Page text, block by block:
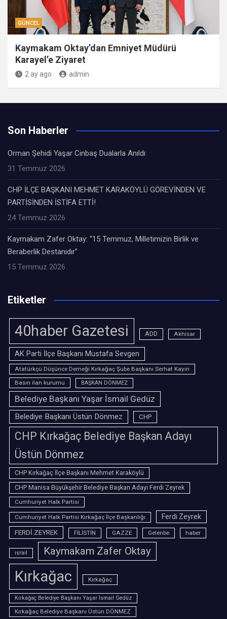
GÜNCEL
Kaymakam Oktay’dan Emniyet Müdürü
Karayel’e Ziyaret
2 ay ago admin
Son Haberler
Orman Şehidi Yaşar Cinbaş Dualarla Anıldı
31 Temmuz 2026
CHP İLÇE BAŞKANI MEHMET KARAKÖYLÜ GÖREVİNDEN VE
PARTİSİNDEN İSTİFA ETTİ!
24 Temmuz 2026
Kaymakam Zafer Oktay: “15 Temmuz, Milletimizin Birlik ve
Beraberlik Destanıdır”
15 Temmuz 2026
Etiketler
40haber Gazetesi ADD Akhisar
AK Parti İlçe Başkanı Mustafa Sevgen
Atatürkçü Düşünce Derneği Kırkağaç Şube Başkanı Serhat Kayın
Basın ilan kurumu
BAŞKAN DÖNMEZ
Belediye Başkanı Yaşar İsmail Gedüz
Belediye Başkanı Üstün Dönmez CHP
CHP Kırkağaç Belediye Başkan Adayı
Üstün Dönmez
CHP Kırkağaç İlçe Başkanı Mehmet Karaköylü
CHP Manisa Büyükşehir Belediye Başkan Adayı Ferdi Zeyrek
Cumhuriyet Halk Partisi
Cumhuriyet Halk Partisi Kırkağaç İlçe Başkanlığı
Ferdi Zeyrek
FERDİ ZEYREK
FİLİSTİN GAZZE Gelenbe haber
israil Kaymakam Zafer Oktay
Kırkağac Kırkağaç
Kırkağaç Belediye Başkanı Yaşar İsmail Gedüz
Kırkağaç Belediye Başkanı Üstün DÖNMEZ